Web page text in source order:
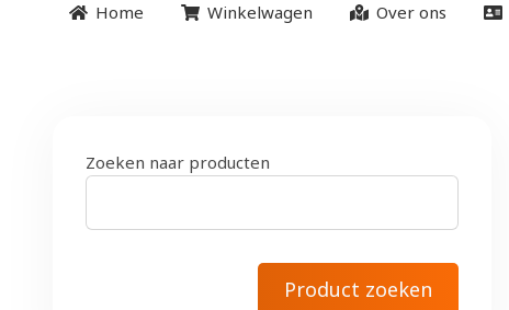
Home Winkelwagen Over ons
Zoeken naar producten